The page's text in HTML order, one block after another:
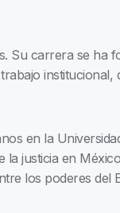
Su carrera se ha
en la
justicia en
los poderes